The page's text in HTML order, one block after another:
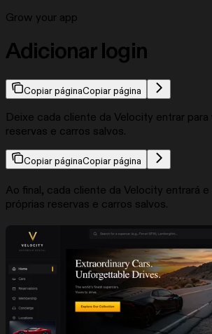
Grow your app
Adicionar login
Copiar páginaCopiar página
Deixe cada cliente da Velocity entrar para
reservas e carros salvos.
Copiar páginaCopiar página
Ao final, cada cliente da Velocity entrará e
próprias reservas e carros salvos.